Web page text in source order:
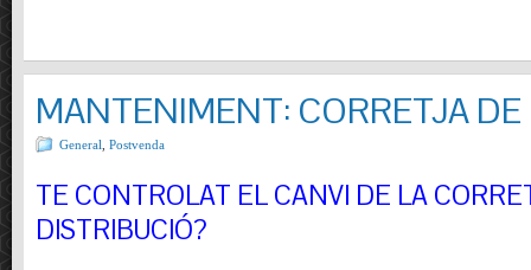
MANTENIMENT: CORRETJA
General Postvenda
TE CONTROLAT EL CANVI DE LA
DISTRIBUCIÓ?